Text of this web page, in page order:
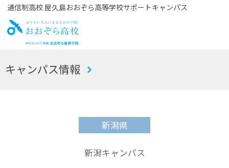
通信制高校 屋久島おおぞら高等学校サポートキャンパス
お
キャンパス情報
新潟県
新潟キャンパス